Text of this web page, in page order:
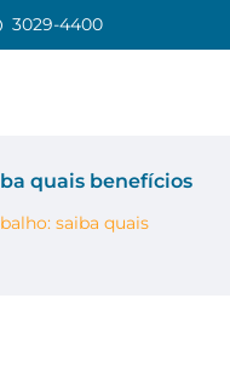
3029-4400
quais benefícios
saiba quais